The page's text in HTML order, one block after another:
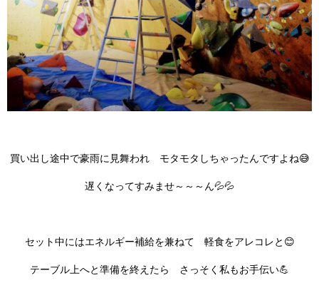
買い出し途中で豪雨に見舞われ モタモタしちゃったんですよね😅
遅くなってすみませ～～～ん💦💦
セット中にはエネルギー補給を兼ねて 軽食をアレコレと😊
テーブル上へと準備を終えたら さっそく私もお手伝い💪